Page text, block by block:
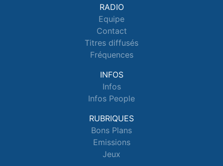
RADIO
Equipe
Contact
Titres diffusés
Fréquences
INFOS
Infos
Infos People
RUBRIQUES
Bons Plans
Emissions
Jeux